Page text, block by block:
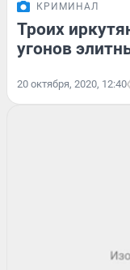
КРИМИНАЛ
Троих
угонов
20 октября, 2020, 12:40